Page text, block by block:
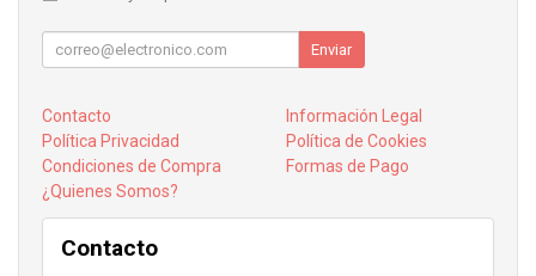
Enviar
Contacto
Información Legal
Política Privacidad
Política de Cookies
Condiciones de Compra
Formas de Pago
¿Quienes Somos?
Contacto